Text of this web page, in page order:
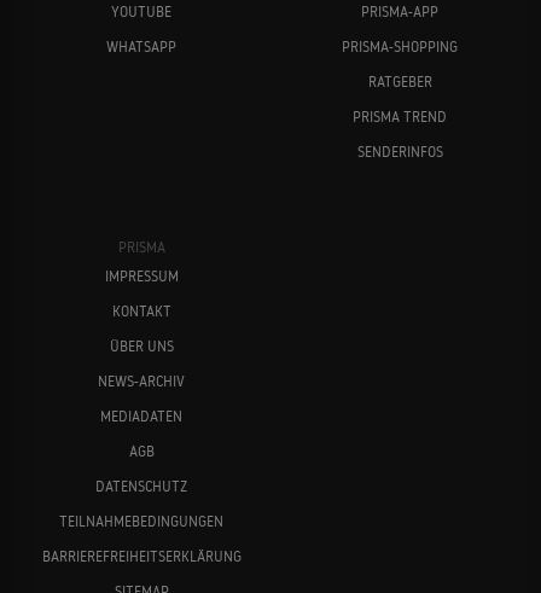
YOUTUBE
WHATSAPP
PRISMA-APP
PRISMA-SHOPPING
RATGEBER
PRISMA TREND
SENDERINFOS
PRISMA
IMPRESSUM
KONTAKT
ÜBER UNS
NEWS-ARCHIV
MEDIADATEN
AGB
DATENSCHUTZ
TEILNAHMEBEDINGUNGEN
BARRIEREFREIHEITSERKLÄRUNG